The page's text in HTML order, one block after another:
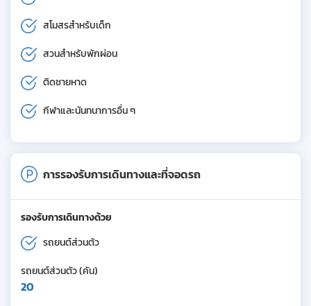
สโมสรสำหรับเด็ก
สวนสำหรับพักผ่อน
ติดชายหาด
กีฬาและนันทนาการอื่น ๆ
การรองรับการเดินทางและที่จอดรถ
รองรับการเดินทางด้วย
รถยนต์ส่วนตัว
รถยนต์ส่วนตัว (คัน)
20